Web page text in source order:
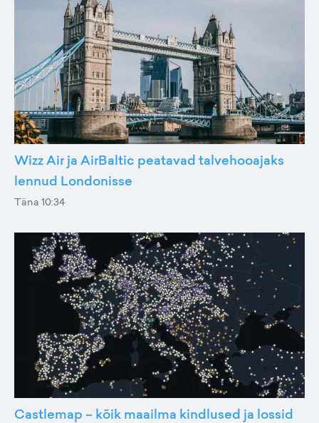
Wizz Air ja AirBaltic peatavad talvehooajaks
lennud Londonisse
Täna 10:34
Castlemap – kõik maailma kindlused ja lossid